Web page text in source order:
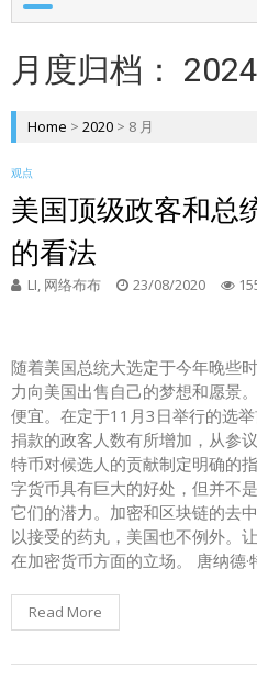
月度归档：
Home > 2020 > 8 月
观点
美国顶级政客和总
的看法
LI, 网络布布 23/08/2020
随着美国总统大选定于今年晚些
力向美国出售自己的梦想和愿景
便宜。在定于11月3日举行的选
捐款的政客人数有所增加，从参
特币对候选人的贡献制定明确的
字货币具有巨大的好处，但并不
它们的潜力。加密和区块链的去
以接受的药丸，美国也不例外。
在加密货币方面的立场。 唐纳德
Read More